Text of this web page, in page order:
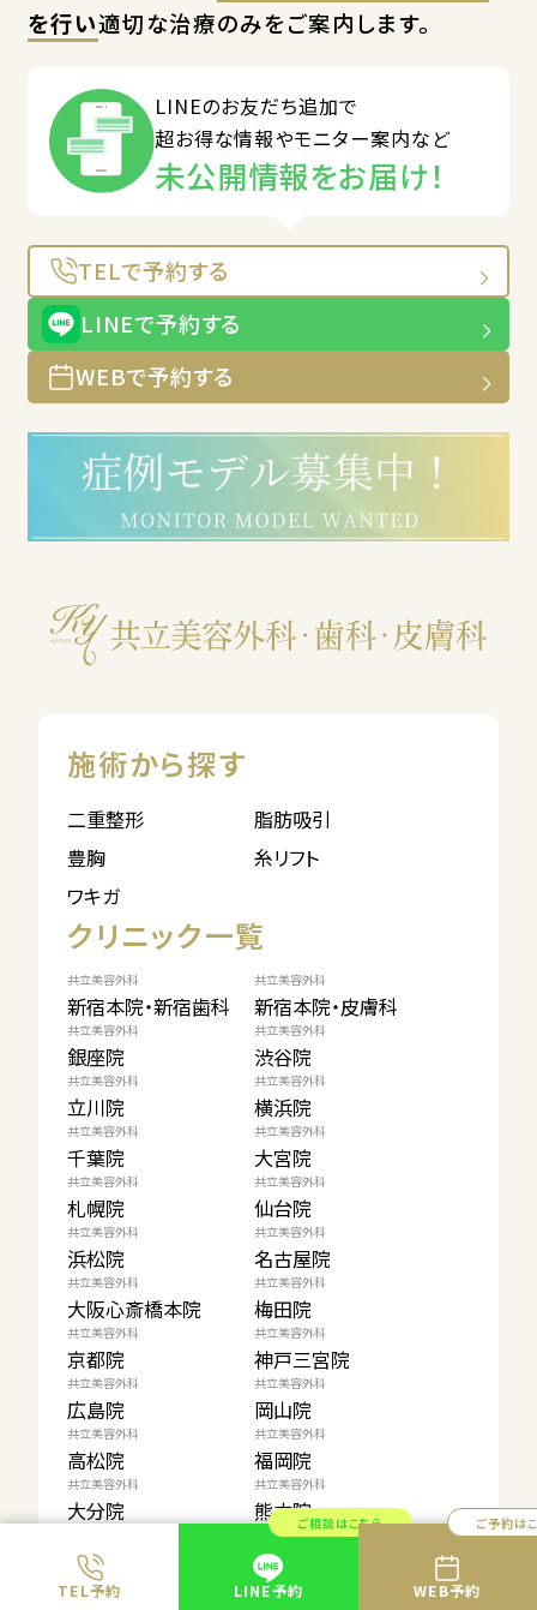
TEL予約
ご相談はこちら
LINE予約
ご予約は
WEB予約
を行い適切な治療のみをご案内します。
LINEのお友だち追加で
超お得な情報やモニター案内など
未公開情報をお届け！
TELで予約する
LINEで予約する
WEBで予約する
施術から探す
二重整形
脂肪吸引
豊胸
糸リフト
ワキガ
クリニック一覧
共立美容外科
新宿本院・新宿歯科
共立美容外科
新宿本院・皮膚科
共立美容外科
銀座院
共立美容外科
渋谷院
共立美容外科
立川院
共立美容外科
横浜院
共立美容外科
千葉院
共立美容外科
大宮院
共立美容外科
札幌院
共立美容外科
仙台院
共立美容外科
浜松院
共立美容外科
名古屋院
共立美容外科
大阪心斎橋本院
共立美容外科
梅田院
共立美容外科
京都院
共立美容外科
神戸三宮院
共立美容外科
広島院
共立美容外科
岡山院
共立美容外科
高松院
共立美容外科
福岡院
共立美容外科
大分院
共立美容外科
熊本院